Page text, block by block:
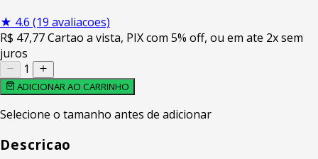
★ 4.6 (19 avaliacoes)
R$ 47,77Cartao a vista, PIX com 5% off, ou em ate 2x sem
juros
1
ADICIONAR AO CARRINHO
Selecione o tamanho antes de adicionar
Descricao